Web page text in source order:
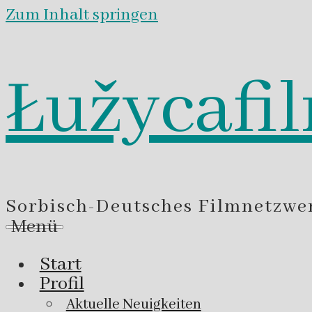
Zum Inhalt springen
Sorbisch-Deutsches
Menü
Start
Profil
Aktuelle Neuigkeiten